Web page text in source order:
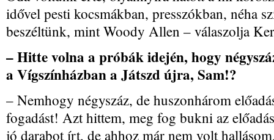
idővel pesti kocsmákban, presszókban, néha
beszéltünk, mint Woody Allen – válaszolja
– Hitte volna a próbák idején, hogy
a Vígszínházban a Játszd újra, Sam!?
– Nemhogy négyszáz, de huszonhárom
fogadást! Azt hittem, meg fog bukni az
jó darabot írt, de ahhoz már nem volt